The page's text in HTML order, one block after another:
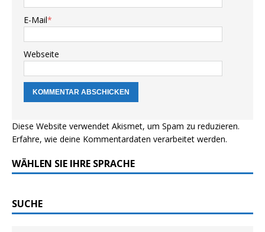
E-Mail*
Webseite
Diese Website verwendet Akismet, um Spam zu reduzieren.
Erfahre, wie deine Kommentardaten verarbeitet werden.
WÄHLEN SIE IHRE SPRACHE
SUCHE